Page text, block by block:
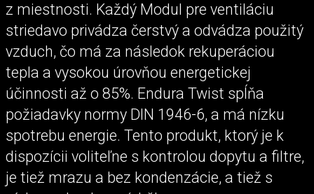
z miestnosti. Každý Modul pre ventiláciu
striedavo privádza čerstvý a odvádza použitý
vzduch, čo má za následok rekuperáciou
tepla a vysokou úrovňou energetickej
účinnosti až o 85%. Endura Twist spĺňa
požiadavky normy DIN 1946-6, a má nízku
spotrebu energie. Tento produkt, ktorý je k
dispozícii voliteľne s kontrolou dopytu a filtre,
je tiež mrazu a bez kondenzácie, a tiež s